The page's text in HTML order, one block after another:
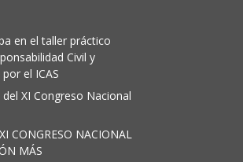
en el taller práctico
Civil y
el ICAS
XI Congreso Nacional
CONGRESO NACIONAL
MÁS